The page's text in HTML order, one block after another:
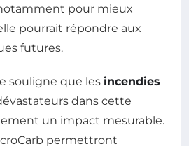
pour mieux
pourrait répondre aux
futures.
souligne que les incendies
dans cette
un impact mesurable.
permettront